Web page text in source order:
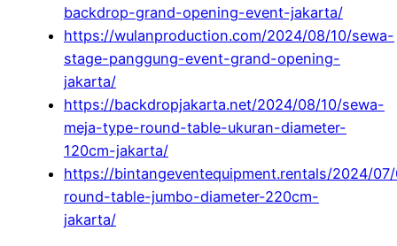
backdrop-grand-opening-event-jakarta/
https://wulanproduction.com/2024/08/10/sewa-
stage-panggung-event-grand-opening-
jakarta/
https://backdropjakarta.net/2024/08/10/sewa-
meja-type-round-table-ukuran-diameter-
120cm-jakarta/
https://bintangeventequipment.rentals/2024/
round-table-jumbo-diameter-220cm-
jakarta/